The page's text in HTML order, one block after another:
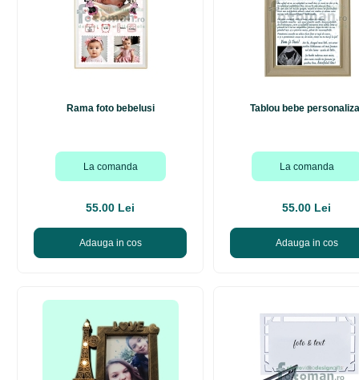
Rama foto bebelusi
La comanda
55.00 Lei
Adauga in cos
Tablou bebe
La comanda
55.00 Lei
Adauga in cos